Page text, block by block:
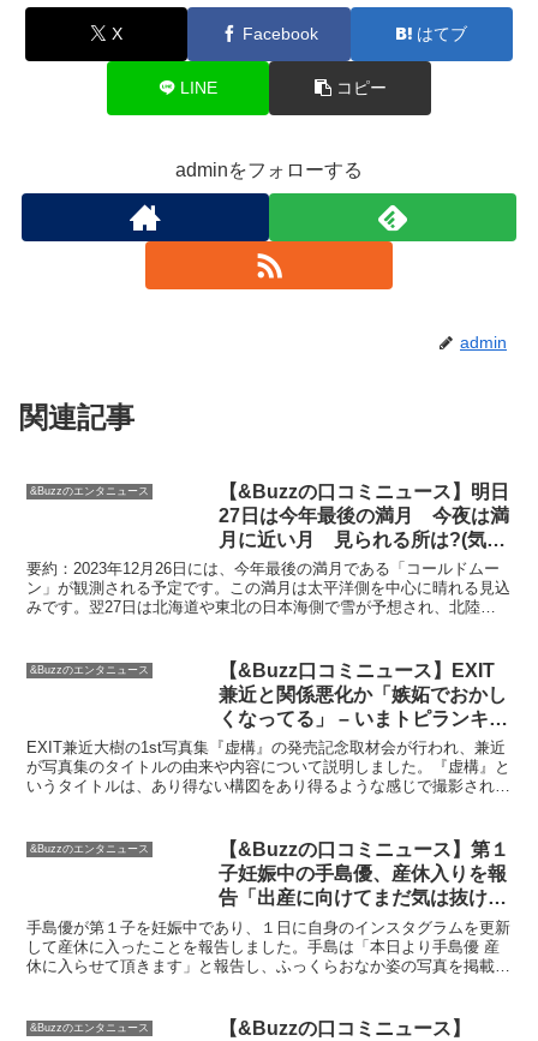
X Facebook はてブ
LINE コピー
adminをフォローする
admin
関連記事
&Buzzのエンタニュース
【&Buzzの口コミニュース】明日
27日は今年最後の満月 今夜は満
月に近い月 見られる所は?(気象
予報士 日直主任 2023年12月26
日) – 日本気象協会 tenki.jp
要約：2023年12月26日には、今年最後の満月である「コールドムー
ン」が観測される予定です。この満月は太平洋側を中心に晴れる見込
みです。翌27日は北海道や東北の日本海側で雪が予想され、北陸や
&Buzzのエンタニュース
【&Buzz口コミニュース】EXIT
兼近と関係悪化か「嫉妬でおかし
くなってる」 – いまトピランキン
グ
EXIT兼近大樹の1st写真集『虚構』の発売記念取材会が行われ、兼近
が写真集のタイトルの由来や内容について説明しました。『虚構』と
いうタイトルは、あり得ない構図をあり得るような感じで撮影されて
&Buzzのエンタニュース
【&Buzzの口コミニュース】第１
子妊娠中の手島優、産休入りを報
告「出産に向けてまだ気は抜けま
せんが頂いた奇跡を信じて頑張り
ます」 : スポーツ報知
手島優が第１子を妊娠中であり、１日に自身のインスタグラムを更新
して産休に入ったことを報告しました。手島は「本日より手島優 産
休に入らせて頂きます」と報告し、ふっくらおなか姿の写真を掲載し
&Buzzのエンタニュース
【&Buzzの口コミニュース】